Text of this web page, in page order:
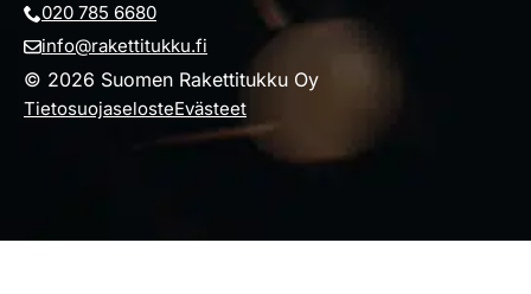
© 2026 Suomen Rakettitukku Oy
TietosuojaselosteEvästeet
020 785 6680
info@rakettitukku.fi